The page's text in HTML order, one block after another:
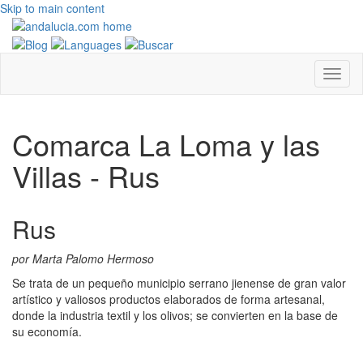
Skip to main content
Comarca La Loma y las
Villas - Rus
Rus
por Marta Palomo Hermoso
Se trata de un pequeño municipio serrano jienense de gran valor
artístico y valiosos productos elaborados de forma artesanal,
donde la industria textil y los olivos; se convierten en la base de
su economía.